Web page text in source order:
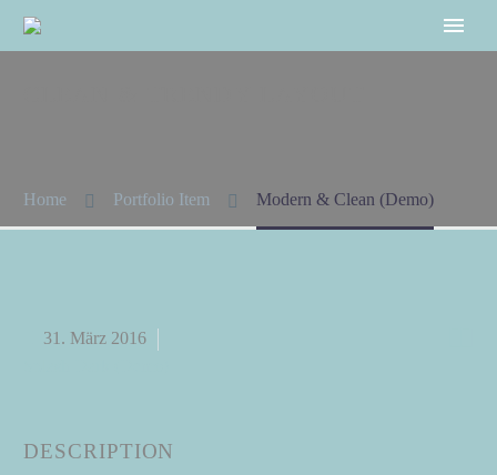
Home Portfolio Item Modern & Clean (Demo)
31. März 2016
DESCRIPTION